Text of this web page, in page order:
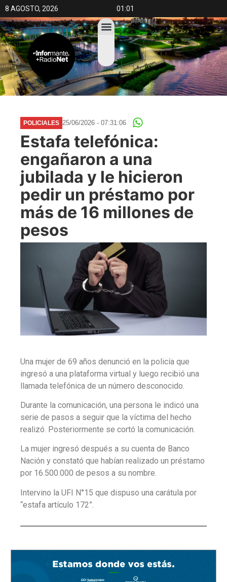
8 AGOSTO, 2026 01:01
POLICIALES 25/06/2026 - 07:31:06
Estafa telefónica:
engañaron a una
jubilada y le hicieron
pedir un préstamo por
más de 16 millones de
pesos
Una mujer de 69 años denunció en la policía que
ingresó a una plataforma virtual y luego recibió una
llamada telefónica de un número desconocido.
Durante la comunicación, una persona le indicó una
serie de pasos a seguir que la víctima del hecho
realizó. Posteriormente se cortó la comunicación.
La mujer ingresó después a su cuenta de Banco
Nación y constató que habían realizado un préstamo
por 16.500.000 de pesos a su nombre.
Intervino la UFI N°15 que dispuso una carátula por
“estafa artículo 172”.